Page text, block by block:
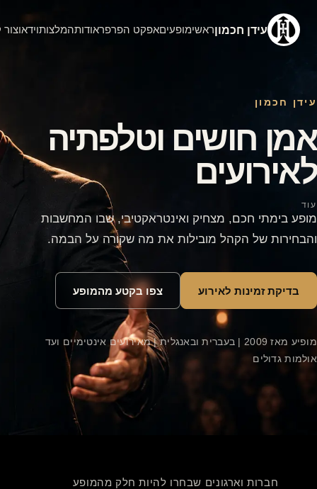
עידן חכמוןראשימופעיםאפקט הפרפראודותהמלצותוידאו
עידן חכמון
אמן חושים וטלפתיה
לאירועים
מופע בימתי חכם, מצחיק ואינטראקטיבי, שבו המחשבות
והבחירות של הקהל מובילות את מה שקורה על הבמה.
בדיקת זמינות לאירוע צפו בקטע מהמופע
מופיע מאז 2009 | בעברית ובאנגלית | מאירועים אינטימיים ועד
אולמות גדולים
חברות וארגונים שבחרו להיות חלק מהמופע